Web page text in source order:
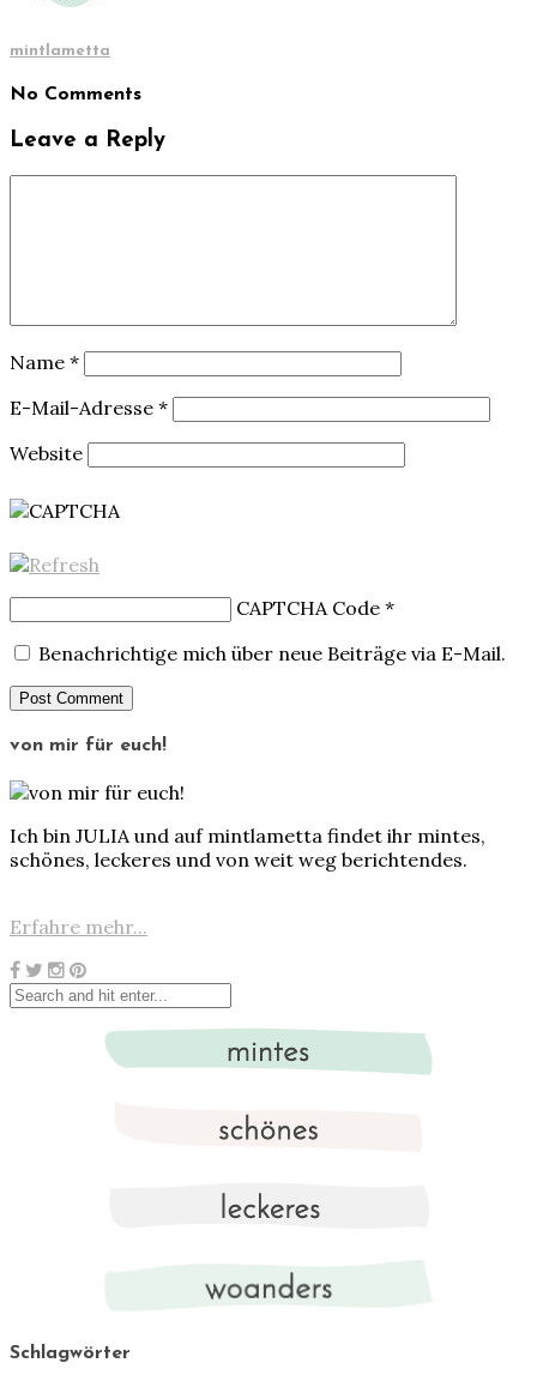
mintlametta
No Comments
Leave a Reply
Name *
E-Mail-Adresse *
Website
CAPTCHA Code *
Benachrichtige mich über neue Beiträge via E-Mail.
von mir für euch!
Ich bin JULIA und auf mintlametta findet ihr mintes,
schönes, leckeres und von weit weg berichtendes.
Erfahre mehr...
Schlagwörter